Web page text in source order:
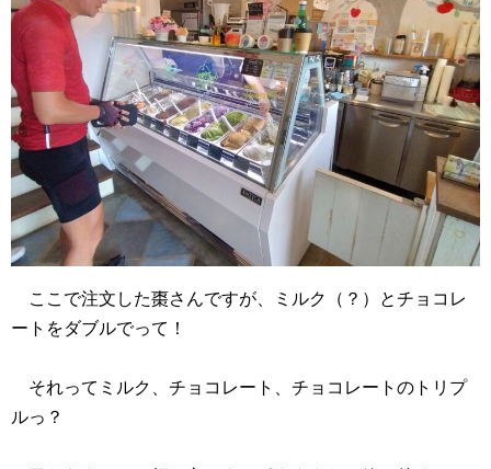
ここで注文した棗さんですが、ミルク（？）とチョコレ
ートをダブルでって！
それってミルク、チョコレート、チョコレートのトリプ
ルっ？